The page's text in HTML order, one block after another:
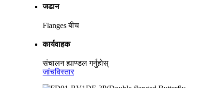
जडान
Flanges बीच
कार्यवाहक
संचालन ह्याण्डल गर्नुहोस्
जांचविस्तार